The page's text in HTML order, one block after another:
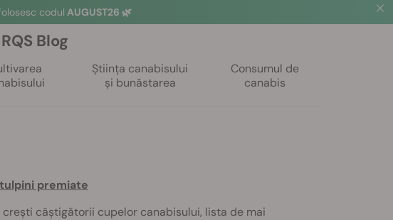
codul AUGUST26 🌿
Blog
Știința canabisului
și bunăstarea
Consumul de
canabis
premiate
crești câștigătorii cupelor canabisului, lista de mai